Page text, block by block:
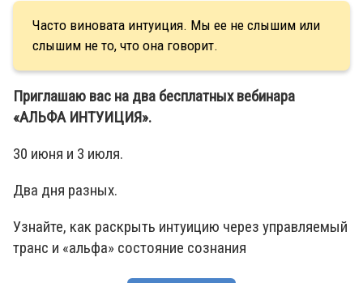
Часто виновата интуиция. Мы ее не слышим или
слышим не то, что она говорит.
Приглашаю вас на два бесплатных вебинара
«АЛЬФА ИНТУИЦИЯ».
30 июня и 3 июля.
Два дня разных.
Узнайте, как раскрыть интуицию через управляемый
транс и «альфа» состояние сознания